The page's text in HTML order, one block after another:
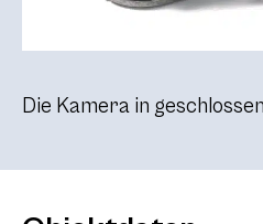
Die Kamera in